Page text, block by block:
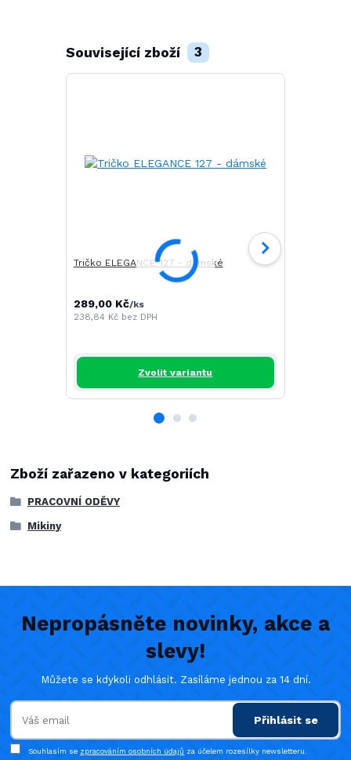
Související zboží 3
Tričko ELEGANCE 127 - dámské
289,00 Kč/ks
238,84 Kč bez DPH
Zvolit variantu
Zboží zařazeno v kategoriích
PRACOVNÍ ODĚVY
Mikiny
Nepropásněte novinky, akce a
slevy!
Můžete se kdykoli odhlásit. Zasíláme jednou za 14 dní.
Přihlásit se
Souhlasím se zpracováním osobních údajů za účelem rozesílky newsletteru.